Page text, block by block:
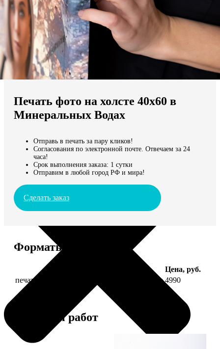
Мы доставляем по всему миру
Продолжить без города
Печать фото на холсте 40х60 в
Минеральных Водах
Отправь в печать за пару кликов!
Согласования по электронной почте. Отвечаем за 24
часа!
Срок выполнения заказа: 1 сутки
Отправим в любой город РФ и мира!
Сделать заказ
Форматы и цены
Цена, руб.
печать фото на холсте 40х60 на подрамнике 4990
Примеры работ